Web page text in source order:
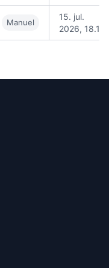
Manuel
15. jul.
2026, 18.17